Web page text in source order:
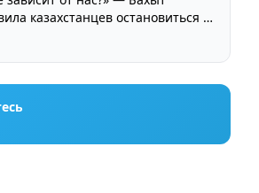
казахстанцев остановиться и